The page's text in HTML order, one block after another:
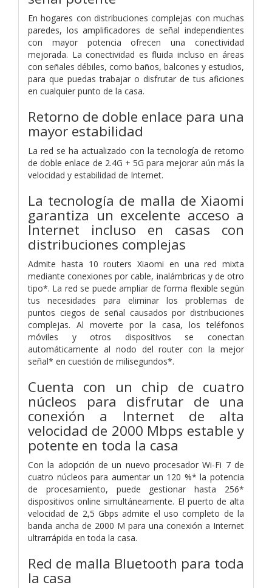
En hogares con distribuciones complejas con muchas
paredes, los amplificadores de señal independientes
con mayor potencia ofrecen una conectividad
mejorada. La conectividad es fluida incluso en áreas
con señales débiles, como baños, balcones y estudios,
para que puedas trabajar o disfrutar de tus aficiones
en cualquier punto de la casa.
Retorno de doble enlace para una
mayor estabilidad
La red se ha actualizado con la tecnología de retorno
de doble enlace de 2.4G + 5G para mejorar aún más la
velocidad y estabilidad de Internet.
La tecnología de malla de Xiaomi
garantiza un excelente acceso a
Internet incluso en casas con
distribuciones complejas
Admite hasta 10 routers Xiaomi en una red mixta
mediante conexiones por cable, inalámbricas y de otro
tipo*. La red se puede ampliar de forma flexible según
tus necesidades para eliminar los problemas de
puntos ciegos de señal causados por distribuciones
complejas. Al moverte por la casa, los teléfonos
móviles y otros dispositivos se conectan
automáticamente al nodo del router con la mejor
señal* en cuestión de milisegundos*.
Cuenta con un chip de cuatro
núcleos para disfrutar de una
conexión a Internet de alta
velocidad de 2000 Mbps estable y
potente en toda la casa
Con la adopción de un nuevo procesador Wi-Fi 7 de
cuatro núcleos para aumentar un 120 %* la potencia
de procesamiento, puede gestionar hasta 256*
dispositivos online simultáneamente. El puerto de alta
velocidad de 2,5 Gbps admite el uso completo de la
banda ancha de 2000 M para una conexión a Internet
ultrarrápida en toda la casa.
Red de malla Bluetooth para toda
la casa